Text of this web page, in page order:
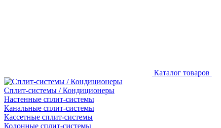
Каталог товаров
Сплит-системы / Кондиционеры
Настенные сплит-системы
Канальные сплит-системы
Кассетные сплит-системы
Колонные сплит-системы